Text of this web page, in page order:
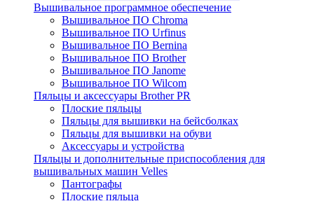
Вышивальное программное обеспечение
Вышивальное ПО Chroma
Вышивальное ПО Urfinus
Вышивальное ПО Bernina
Вышивальное ПО Brother
Вышивальное ПО Janome
Вышивальное ПО Wilcom
Пяльцы и аксессуары Brother PR
Плоские пяльцы
Пяльцы для вышивки на бейсболках
Пяльцы для вышивки на обуви
Аксессуары и устройства
Пяльцы и дополнительные приспособления для
вышивальных машин Velles
Пантографы
Плоские пяльца